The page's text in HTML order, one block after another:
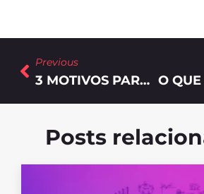
Previous
3 MOTIVOS PARA INVESTIR EM AUTOMAÇÃO DE MARKETING
Posts